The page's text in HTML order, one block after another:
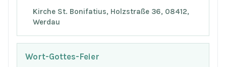
Kirche St. Bonifatius, Holzstraße 36, 08412,
Werdau
Wort-Gottes-Feier